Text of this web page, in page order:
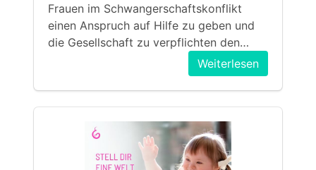
Frauen im Schwangerschaftskonflikt
einen Anspruch auf Hilfe zu geben und
die Gesellschaft zu verpflichten den
Frauen diese Hilfe zu geben.Weiterlesen